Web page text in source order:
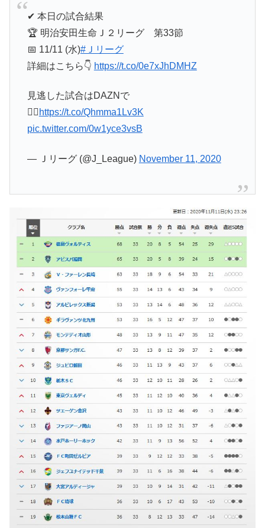
✔︎ 本日の試合結果
🏆 明治安田生命Ｊ２リーグ 第33節
📅 11/11 (水)#Ｊリーグ
詳細はこちら👇 https://t.co/0e7xJhDMHZ
見逃した試合はDAZNで
💁‍♀️ https://t.co/Qhmma1Lv3K
pic.twitter.com/0w1yce3vsB
— Ｊリーグ (@J_League) November 11, 2020